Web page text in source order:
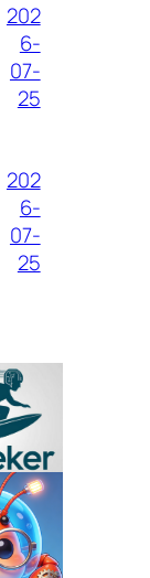
202
6-
07-
25
202
6-
07-
25